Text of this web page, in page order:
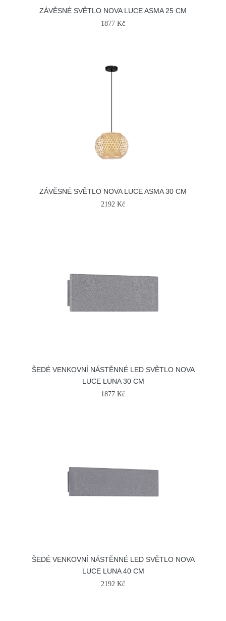
ZÁVĚSNÉ SVĚTLO NOVA LUCE ASMA 25 CM
1877 Kč
ZÁVĚSNÉ SVĚTLO NOVA LUCE ASMA 30 CM
2192 Kč
ŠEDÉ VENKOVNÍ NÁSTĚNNÉ LED SVĚTLO NOVA
LUCE LUNA 30 CM
1877 Kč
ŠEDÉ VENKOVNÍ NÁSTĚNNÉ LED SVĚTLO NOVA
LUCE LUNA 40 CM
2192 Kč